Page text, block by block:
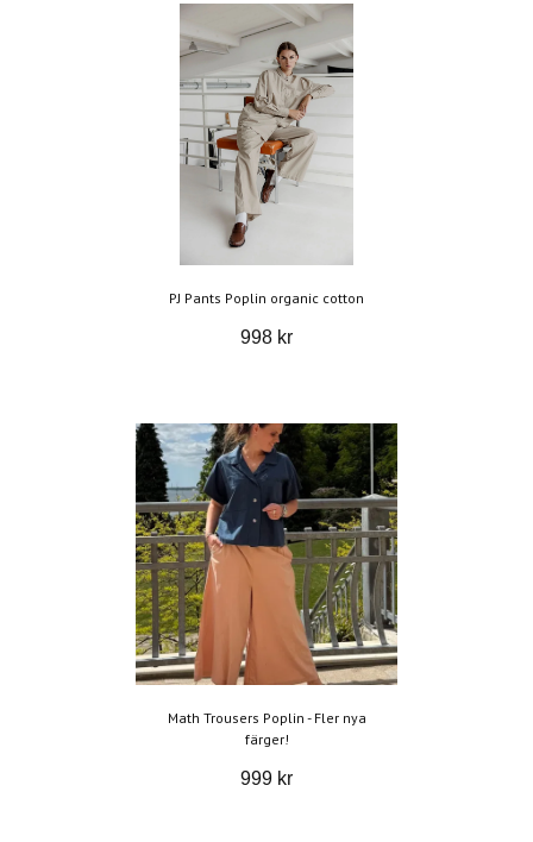
PJ Pants Poplin organic cotton
998 kr
Math Trousers Poplin - Fler nya
färger!
999 kr